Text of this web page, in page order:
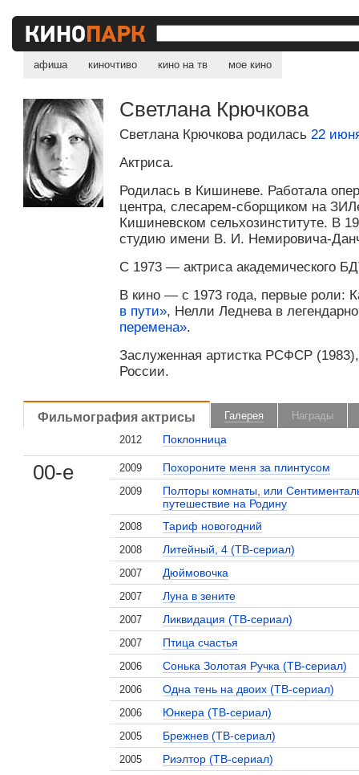
афиша киночтиво кино на тв мое кино
Светлана Крючкова
Светлана Крючкова родилась22
Актриса.
Родилась в Кишиневе. Работала
центра, слесарем-сборщиком на
Кишиневском сельхозинституте. В
студию имени В. И. Немировича-
С 1973 — актриса академического
В кино — с 1973 года, первые роли:
в пути», Нелли Леднева в
перемена».
Заслуженная артистка РСФСР
России.
Фильмография актрисы Галерея
Награды
2012
Поклонница
00-е 2009 Похороните меня за плинтусом
2009
Полторы комнаты, или
путешествие на Родину
2008 Тариф новогодний
2008 Литейный, 4 (ТВ-сериал)
2007 Дюймовочка
2007 Луна в зените
2007 Ликвидация (ТВ-сериал)
2007 Птица счастья
2006 Сонька Золотая Ручка (ТВ-сериал)
2006 Одна тень на двоих (ТВ-сериал)
2006 Юнкера (ТВ-сериал)
2005 Брежнев (ТВ-сериал)
2005 Риэлтор (ТВ-сериал)